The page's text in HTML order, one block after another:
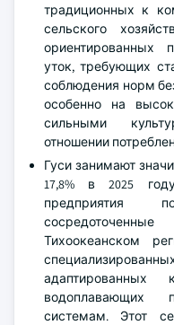
традиционных к
сельского
ориентированных
уток, требующих
соблюдения норм
особенно на
сильными
отношении
Гуси занимают
17,8% в 2025
предприятия
Тихоокеанском
адаптированных
водоплавающих
системам. Этот